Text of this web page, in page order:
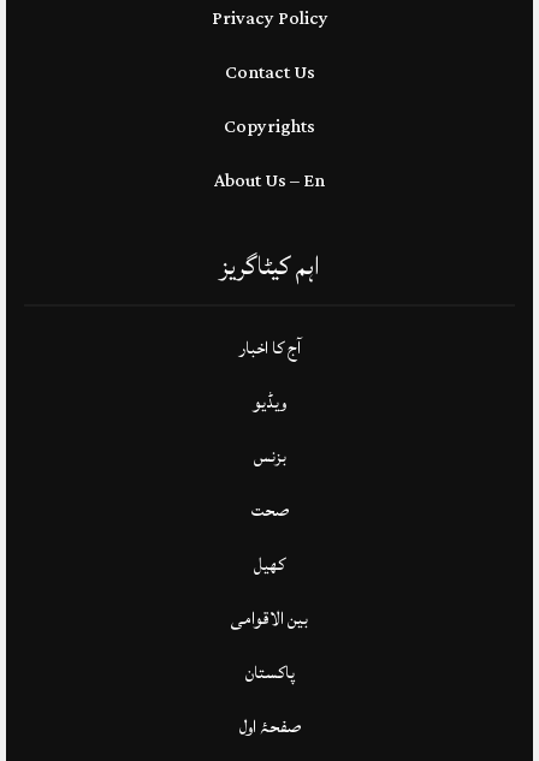
Privacy Policy
Contact Us
Copyrights
About Us – En
اہم کیٹاگریز
آج کا اخبار
ویڈیو
بزنس
صحت
کھیل
بین الاقوامی
پاکستان
صفحۂ اول